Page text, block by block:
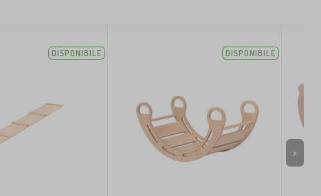
DISPONIBILE DISPONIBILE
>